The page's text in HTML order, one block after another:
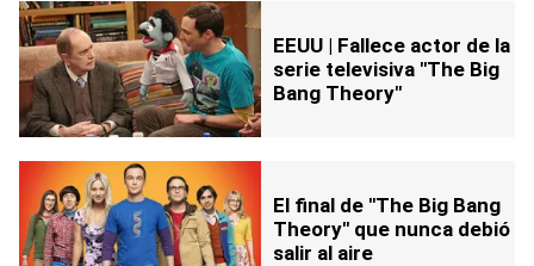
EEUU | Fallece actor de la
serie televisiva "The Big
Bang Theory"
El final de "The Big Bang
Theory" que nunca debió
salir al aire